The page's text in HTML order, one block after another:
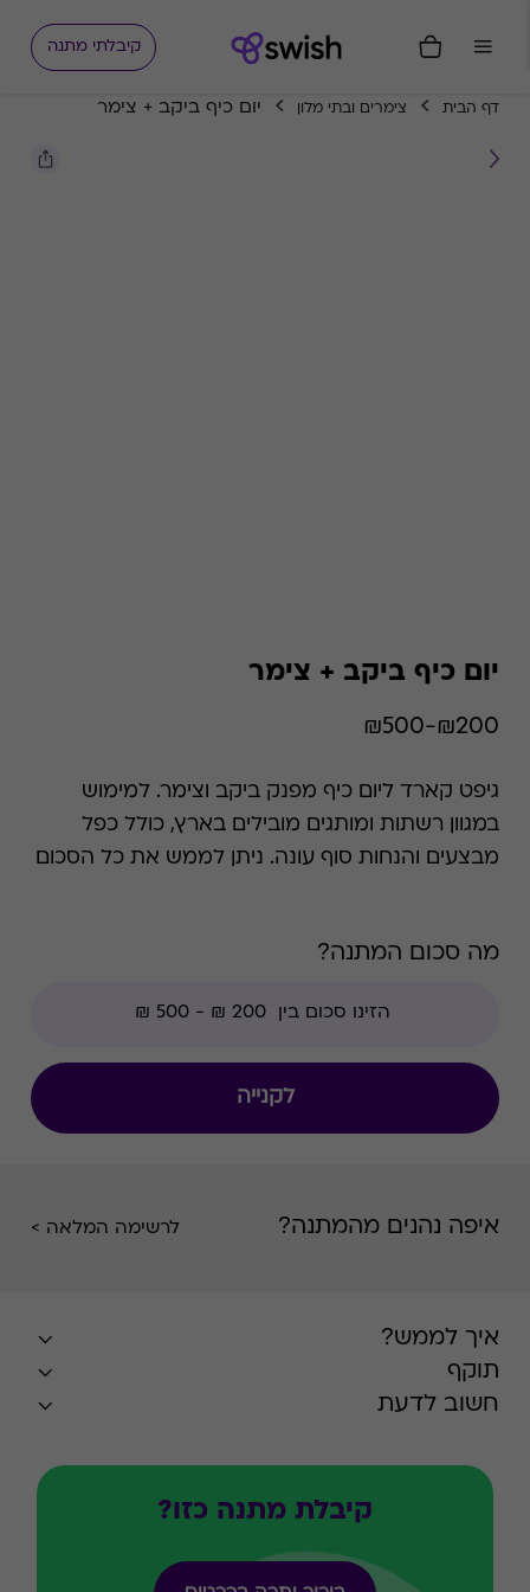
קיבלתי מתנה
דף הבית צימרים ובתי מלון יום כיף ביקב + צימר
יום כיף ביקב + צימר
₪200-₪500
גיפט קארד ליום כיף מפנק ביקב וצימר. למימוש
במגוון רשתות ומותגים מובילים בארץ, כולל כפל
מבצעים והנחות סוף עונה. ניתן לממש את כל הסכום
מה סכום המתנה?
לקנייה
איפה נהנים מהמתנה? לרשימה המלאה >
איך לממש?
תוקף
חשוב לדעת
קיבלת מתנה כזו?